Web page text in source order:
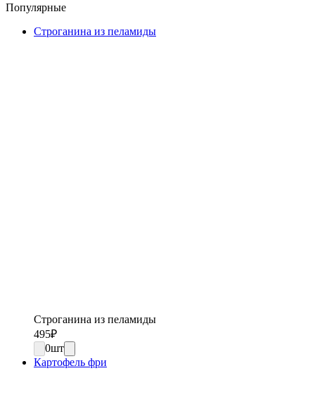
Популярные
Строганина из пеламиды
Строганина из пеламиды
495₽
0шт
Картофель фри